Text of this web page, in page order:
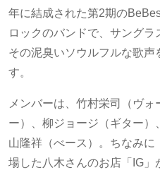
年に結成された第2期の
ロックのバンドで、サングラ
その泥臭いソウルフルな歌声
す。
メンバーは、竹村栄司（ヴォ
ー）、柳ジョージ（ギター
山隆祥（べース）。ちなみに
場した八木さんのお店「IG